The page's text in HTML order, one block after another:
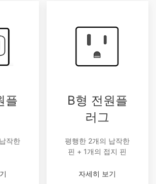
플
작한
B형 전원플
러그
평행한 2개의 납작한
핀 + 1개의 접지 핀
자세히 보기